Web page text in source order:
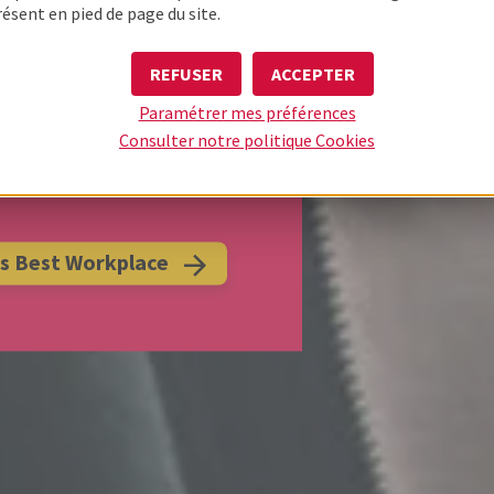
CERTIFIES
POUR
Best Workplace
en pied de page du site.
ACCEPTER
REFUSER
Paramétrer mes préférences
Consulter notre politique Cookies